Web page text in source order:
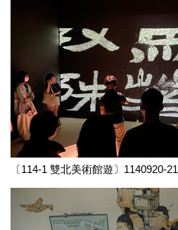
〔114-1 雙北美術館遊〕1140920-21